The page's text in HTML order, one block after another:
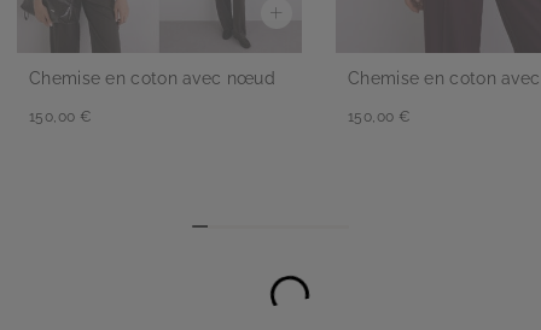
Chemise en coton avec nœud
150,00 €
Chemise en coton
150,00 €